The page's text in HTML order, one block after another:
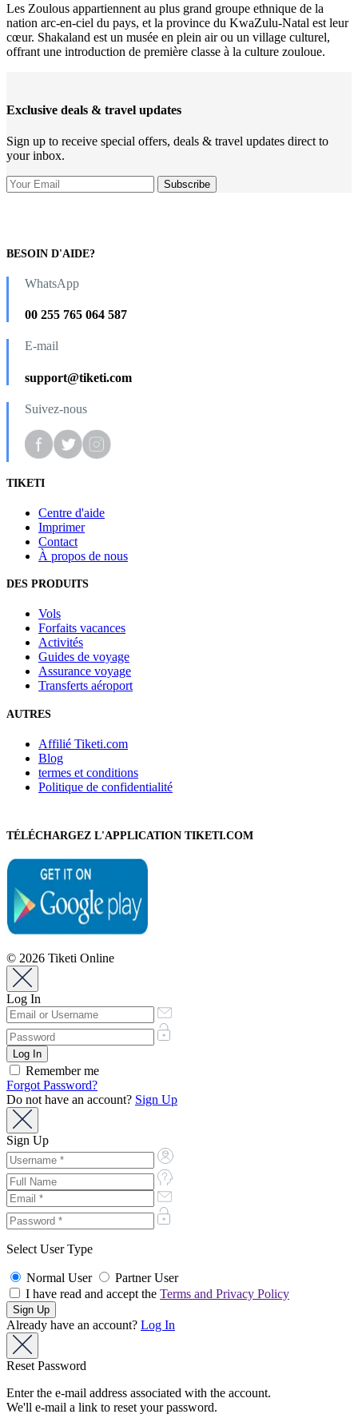
Les Zoulous appartiennent au plus grand groupe ethnique de la
nation arc-en-ciel du pays, et la province du KwaZulu-Natal est leur
cœur. Shakaland est un musée en plein air ou un village culturel,
offrant une introduction de première classe à la culture zouloue.
Exclusive deals & travel updates
Sign up to receive special offers, deals & travel updates direct to
your inbox.
BESOIN D'AIDE?
WhatsApp
00 255 765 064 587
E-mail
support@tiketi.com
Suivez-nous
TIKETI
Centre d'aide
Imprimer
Contact
À propos de nous
DES PRODUITS
Vols
Forfaits vacances
Activités
Guides de voyage
Assurance voyage
Transferts aéroport
AUTRES
Affilié Tiketi.com
Blog
termes et conditions
Politique de confidentialité
TÉLÉCHARGEZ L'APPLICATION TIKETI.COM
© 2026 Tiketi Online
Log In
Remember me
Forgot Password?
Do not have an account? Sign Up
Sign Up
Select User Type
Normal User
Partner User
I have read and accept the Terms and Privacy Policy
Already have an account? Log In
Reset Password
Enter the e-mail address associated with the account.
We'll e-mail a link to reset your password.